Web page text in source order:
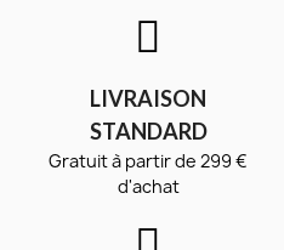
LIVRAISON
STANDARD
Gratuit à partir de 299 €
d'achat